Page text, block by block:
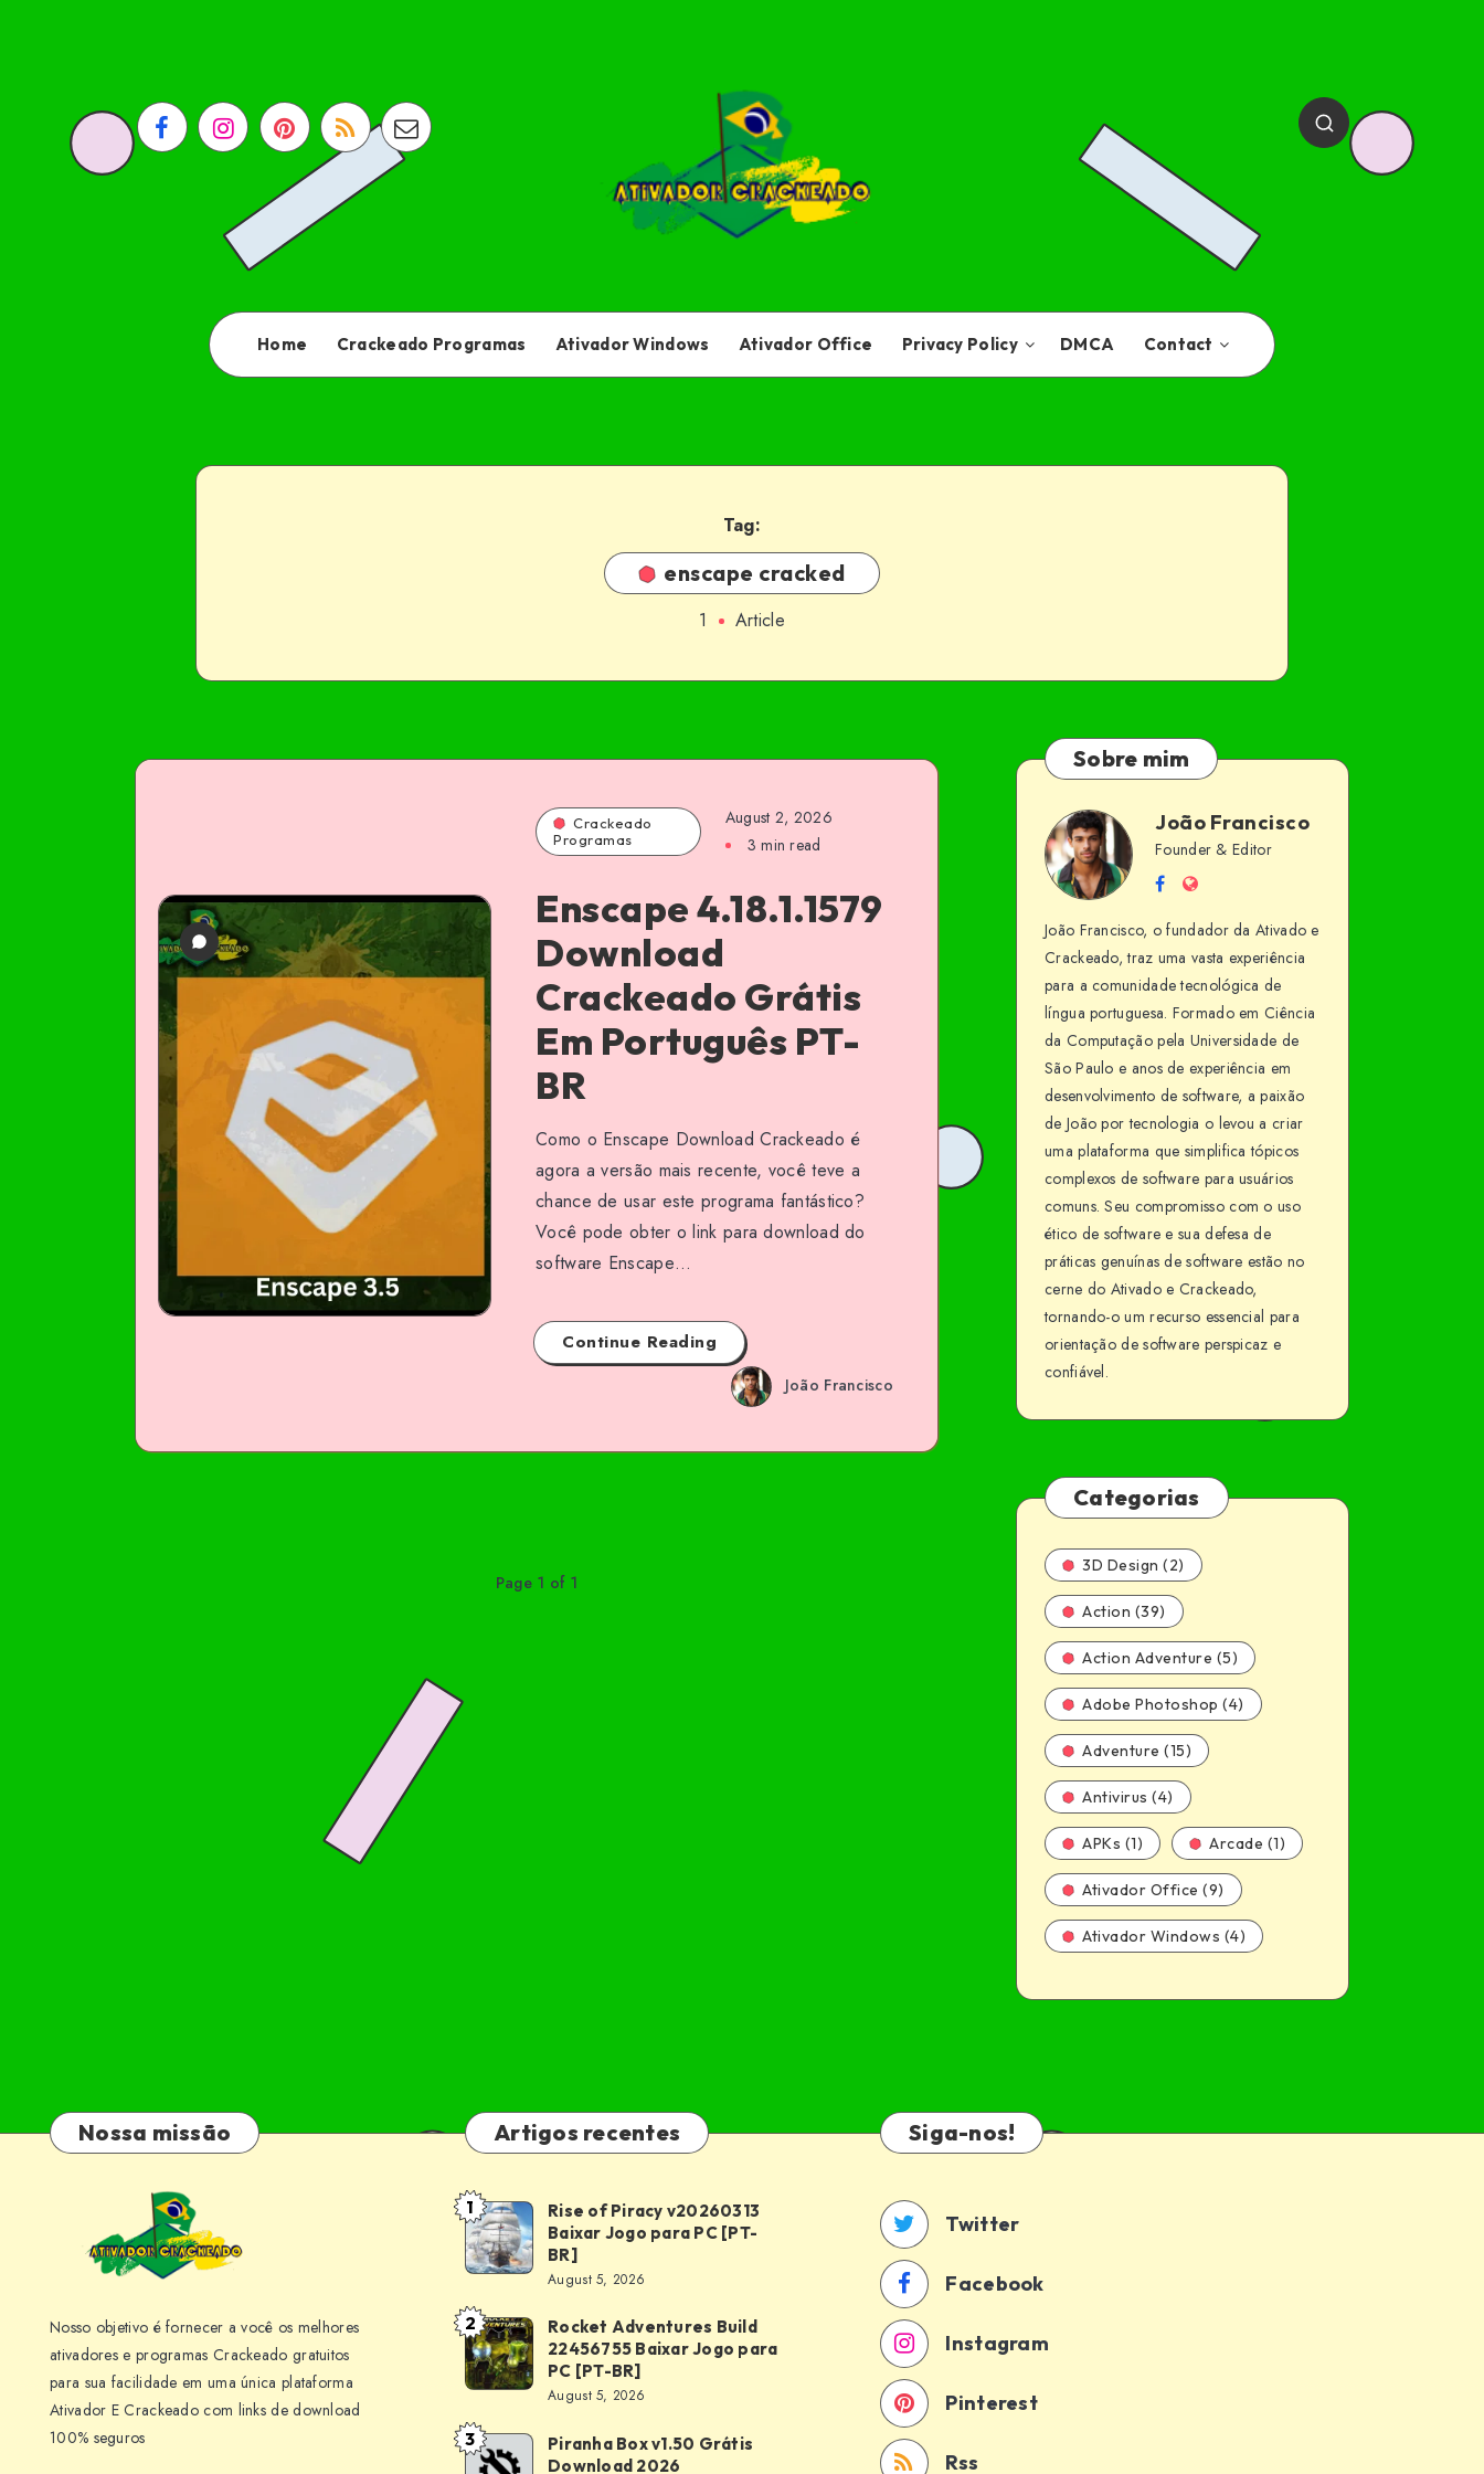
Home Crackeado Programas Ativador Windows Ativador Office Privacy Policy DMCA Contact
Tag:
enscape cracked
1 Article
Crackeado
Programas
August 2, 2026
3 min read
Enscape 4.18.1.1579
Download
Crackeado Grátis
Em Português PT-
BR
Como o Enscape Download Crackeado é
agora a versão mais recente, você teve a
chance de usar este programa fantástico?
Você pode obter o link para download do
software Enscape…
Continue Reading
João Francisco
Page 1 of 1
Sobre mim
João
Francisco
João Francisco
Founder & Editor
Follow
Facebook
Website
João Francisco, o fundador da Ativado e
Crackeado, traz uma vasta experiência
para a comunidade tecnológica de
língua portuguesa. Formado em Ciência
da Computação pela Universidade de
São Paulo e anos de experiência em
desenvolvimento de software, a paixão
de João por tecnologia o levou a criar
uma plataforma que simplifica tópicos
complexos de software para usuários
comuns. Seu compromisso com o uso
ético de software e sua defesa de
práticas genuínas de software estão no
cerne do Ativado e Crackeado,
tornando-o um recurso essencial para
orientação de software perspicaz e
confiável.
Categorias
3D Design (2)
Action (39)
Action Adventure (5)
Adobe Photoshop (4)
Adventure (15)
Antivirus (4)
APKs (1) Arcade (1)
Ativador Office (9)
Ativador Windows (4)
Nossa missão
Nosso objetivo é fornecer a você os melhores
ativadores e programas Crackeado gratuitos
para sua facilidade em uma única plataforma
Ativador E Crackeado com links de download
100% seguros
Artigos recentes
Rise
of
Piracy
v20260313
Baixar
Jogo
PC
[PT-
1
Rise of Piracy v20260313
Baixar Jogo para PC [PT-
BR]
August 5, 2026
Rocket
Adventures
Build
22456755
Baixar
2
Rocket Adventures Build
22456755 Baixar Jogo para
PC [PT-BR]
August 5, 2026
Piranha
3
Piranha Box v1.50 Grátis
Download 2026
Siga-nos!
Twitter
Facebook
Instagram
Pinterest
Rss